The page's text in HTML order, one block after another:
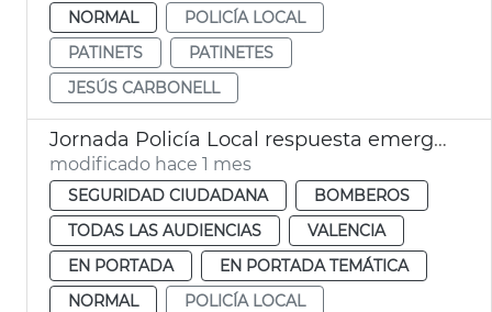
NORMAL
POLICÍA LOCAL
PATINETS
PATINETES
JESÚS CARBONELL
Jornada Policía Local respuesta emergencias València
modificado hace 1 mes
SEGURIDAD CIUDADANA
BOMBEROS
TODAS LAS AUDIENCIAS
VALENCIA
EN PORTADA
EN PORTADA TEMÁTICA
NORMAL
POLICÍA LOCAL